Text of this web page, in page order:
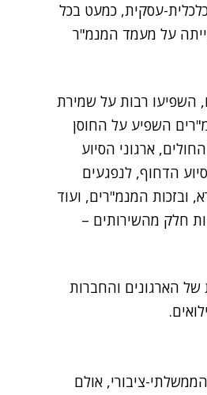
עסקית, כמעט בכל
הייתה על מעמד המנמ"ר
שהם מפעילים, השפיעו רבות על שמירת
השפיע על החוסן
החולים, ארגוני הסיוע
הדחוף, לנפגעים
ובזכות המנמ"רים, ועוד
חלק מהשירותים –
הארגונים והחברות
הממשלתי-ציבורי, אולם